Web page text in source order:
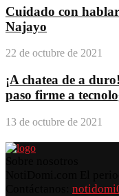
Cuidado con
Najayo
22 de octubre de 2021
¡A chatea de a
paso firme a
13 de octubre de 2021